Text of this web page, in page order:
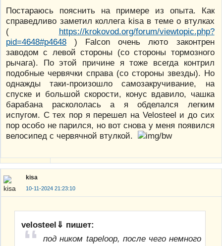
Постараюсь пояснить на примере из опыта. Как
справедливо заметил коллега kisa в теме о втулках
( https://krokovod.org/forum/viewtopic.php?
pid=4648#p4648 ) Falcon очень люто законтрен
заводом с левой стороны (со стороны тормозного
рычага). По этой причине я тоже всегда контрил
подобные червячки справа (со стороны звезды). Но
однажды таки-произошло самозакручивание, на
спуске и большой скорости, конус вдавило, чашка
барабана раскололась а я обделался легким
испугом. С тех пор я перешел на Velosteel и до сих
пор особо не парился, но вот снова у меня появился
велосипед с червячной втулкой.
kisa
10-11-2024 21:23:10
velosteel⇓ пишет:
под ником tapeloop, после чего немного